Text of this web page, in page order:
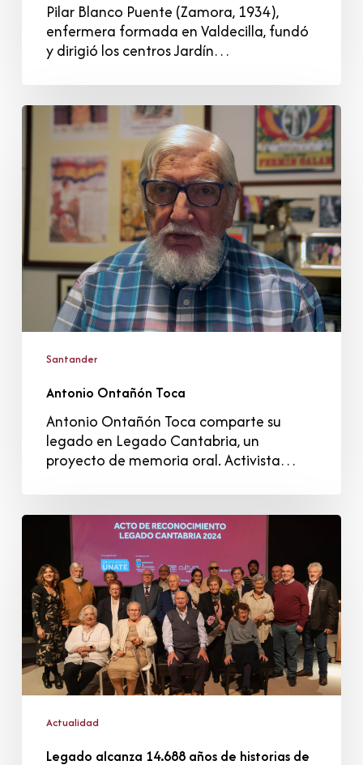
Pilar Blanco Puente (Zamora, 1934),
enfermera formada en Valdecilla, fundó
y dirigió los centros Jardín…
Antonio
Ontañón
Toca
Santander
Antonio Ontañón Toca
Antonio Ontañón Toca comparte su
legado en Legado Cantabria, un
proyecto de memoria oral. Activista…
Legado
alcanza
14.688
años
de
historias
de
vida
preservadas
y
triplica
alcance
Actualidad
Legado alcanza 14.688 años de historias de